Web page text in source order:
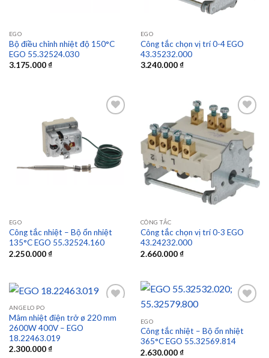
EGO
Bộ điều chỉnh nhiệt độ 150°C
EGO 55.32524.030
3.175.000₫
EGO
Công tắc chọn vị trí 0-4 EGO
43.35232.000
3.240.000₫
Add to
wishlist
EGO
Công tắc nhiệt – Bộ ổn nhiệt
135°C EGO 55.32524.160
2.250.000₫
Add to
wishlist
CÔNG TẮC
Công tắc chọn vị trí 0-3 EGO
43.24232.000
2.660.000₫
ANGELO PO
Mâm nhiệt điện trở ø 220 mm
2600W 400V – EGO
18.22463.019
2.300.000₫
Add to
wishlist
EGO
Công tắc nhiệt – Bộ ổn nhiệt
365°C EGO 55.32569.814
2.630.000₫